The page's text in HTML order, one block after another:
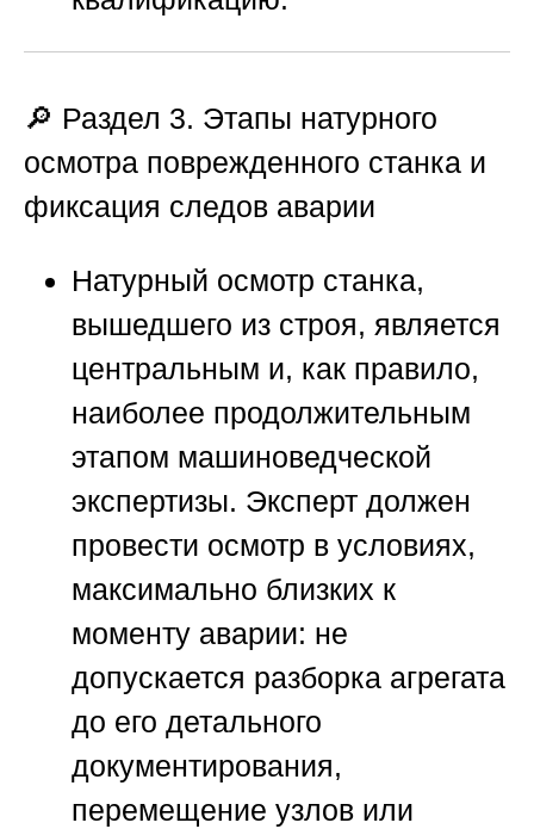
🔎 Раздел 3. Этапы натурного
осмотра поврежденного станка и
фиксация следов аварии
Натурный осмотр станка,
вышедшего из строя, является
центральным и, как правило,
наиболее продолжительным
этапом машиноведческой
экспертизы. Эксперт должен
провести осмотр в условиях,
максимально близких к
моменту аварии: не
допускается разборка агрегата
до его детального
документирования,
перемещение узлов или